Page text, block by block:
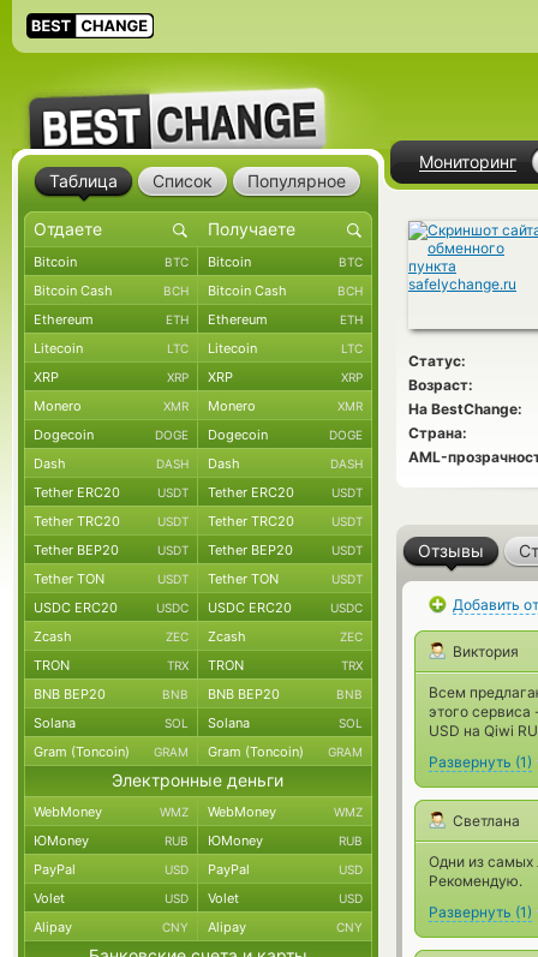
Мониторинг
Статус:
Возраст:
На BestChange:
Страна:
AML-
Отзывы
Добавить
Виктория
Всем
этого
USD на Qiwi
Развернуть (1)
Светлана
Одни из самых
Рекомендую.
Развернуть (1)
Таблица Список Популярное
Bitcoin BTC Bitcoin BTC
Bitcoin Cash BCH Bitcoin Cash BCH
Ethereum ETH Ethereum ETH
Litecoin LTC Litecoin LTC
XRP XRP XRP XRP
Monero XMR Monero XMR
Dogecoin DOGE Dogecoin DOGE
Dash DASH Dash DASH
Tether ERC20 USDT Tether ERC20 USDT
Tether TRC20 USDT Tether TRC20 USDT
Tether BEP20 USDT Tether BEP20 USDT
Tether TON USDT Tether TON USDT
USDC ERC20 USDC USDC ERC20 USDC
Zcash ZEC Zcash ZEC
TRON TRX TRON TRX
BNB BEP20 BNB BNB BEP20 BNB
Solana SOL Solana SOL
Gram (Toncoin) GRAM Gram (Toncoin) GRAM
Электронные деньги
WebMoney WMZ WebMoney WMZ
ЮMoney RUB ЮMoney RUB
PayPal USD PayPal USD
Volet USD Volet USD
Alipay CNY Alipay CNY